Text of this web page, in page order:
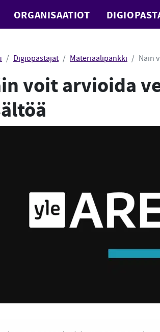
ORGANISAATIOT
Digiopastajat Materiaalipankki Näin
voit arvioida